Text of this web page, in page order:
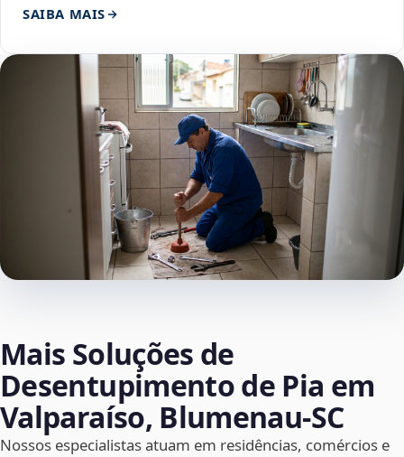
SAIBA MAIS
Mais Soluções de
Desentupimento de Pia em
Valparaíso, Blumenau‑SC
Nossos especialistas atuam em residências, comércios e